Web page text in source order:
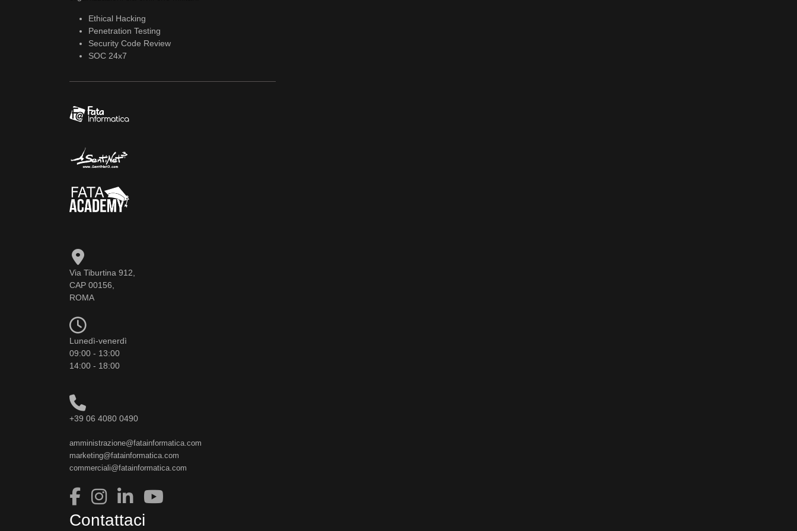
Ethical Hacking
Penetration Testing
Security Code Review
SOC 24x7
Via Tiburtina 912,
CAP 00156,
ROMA
Lunedì-venerdì
09:00 - 13:00
14:00 - 18:00
+39 06 4080 0490
amministrazione@fatainformatica.com
marketing@fatainformatica.com
commerciali@fatainformatica.com
Contattaci